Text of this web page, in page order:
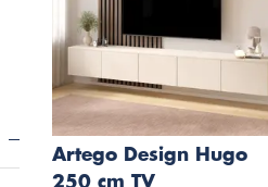
Artego Design Hugo
250 cm TV